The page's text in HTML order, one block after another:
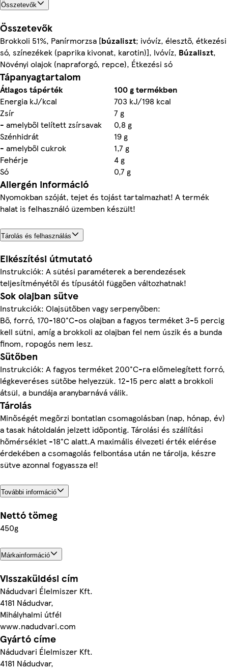
Összetevők
Összetevők
Brokkoli 51%, Panírmorzsa [búzaliszt; ivóvíz, élesztő, étkezési
só, színezékek (paprika kivonat, karotin)], Ivóvíz, Búzaliszt,
Növényi olajok (napraforgó, repce), Étkezési só
Tápanyagtartalom
Átlagos tápérték
100 g termékben
Energia kJ/kcal
703 kJ/198 kcal
Zsír
7 g
- amelyből telített zsírsavak
0,8 g
Szénhidrát
19 g
- amelyből cukrok
1,7 g
Fehérje
4 g
Só
0,7 g
Allergén információ
Nyomokban szóját, tejet és tojást tartalmazhat! A termék
halat is felhasználó üzemben készült!
Tárolás és felhasználás
Elkészítési útmutató
Instrukciók: A sütési paraméterek a berendezések
teljesítményétől és típusától függően változhatnak!
Sok olajban sütve
Instrukciók: Olajsütőben vagy serpenyőben:
Bő, forró, 170-180°C-os olajban a fagyos terméket 3-5 percig
kell sütni, amíg a brokkoli az olajban fel nem úszik és a bunda
finom, ropogós nem lesz.
Sütőben
Instrukciók: A fagyos terméket 200°C-ra előmelegített forró,
légkeveréses sütőbe helyezzük. 12-15 perc alatt a brokkoli
átsül, a bundája aranybarnává válik.
Tárolás
Minőségét megőrzi bontatlan csomagolásban (nap, hónap, év)
a tasak hátoldalán jelzett időpontig. Tárolási és szállítási
hőmérséklet -18°C alatt.A maximális élvezeti érték elérése
érdekében a csomagolás felbontása után ne tárolja, készre
sütve azonnal fogyassza el!
További információ
Nettó tömeg
450g
Márkainformáció
Visszaküldési cím
Nádudvari Élelmiszer Kft.
4181 Nádudvar,
Mihályhalmi útfél
www.nadudvari.com
Gyártó címe
Nádudvari Élelmiszer Kft.
4181 Nádudvar,